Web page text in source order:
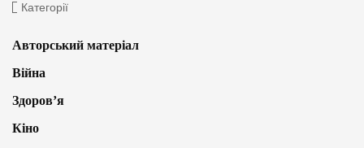
Категорії
Авторський матеріал
Війна
Здоров’я
Кіно